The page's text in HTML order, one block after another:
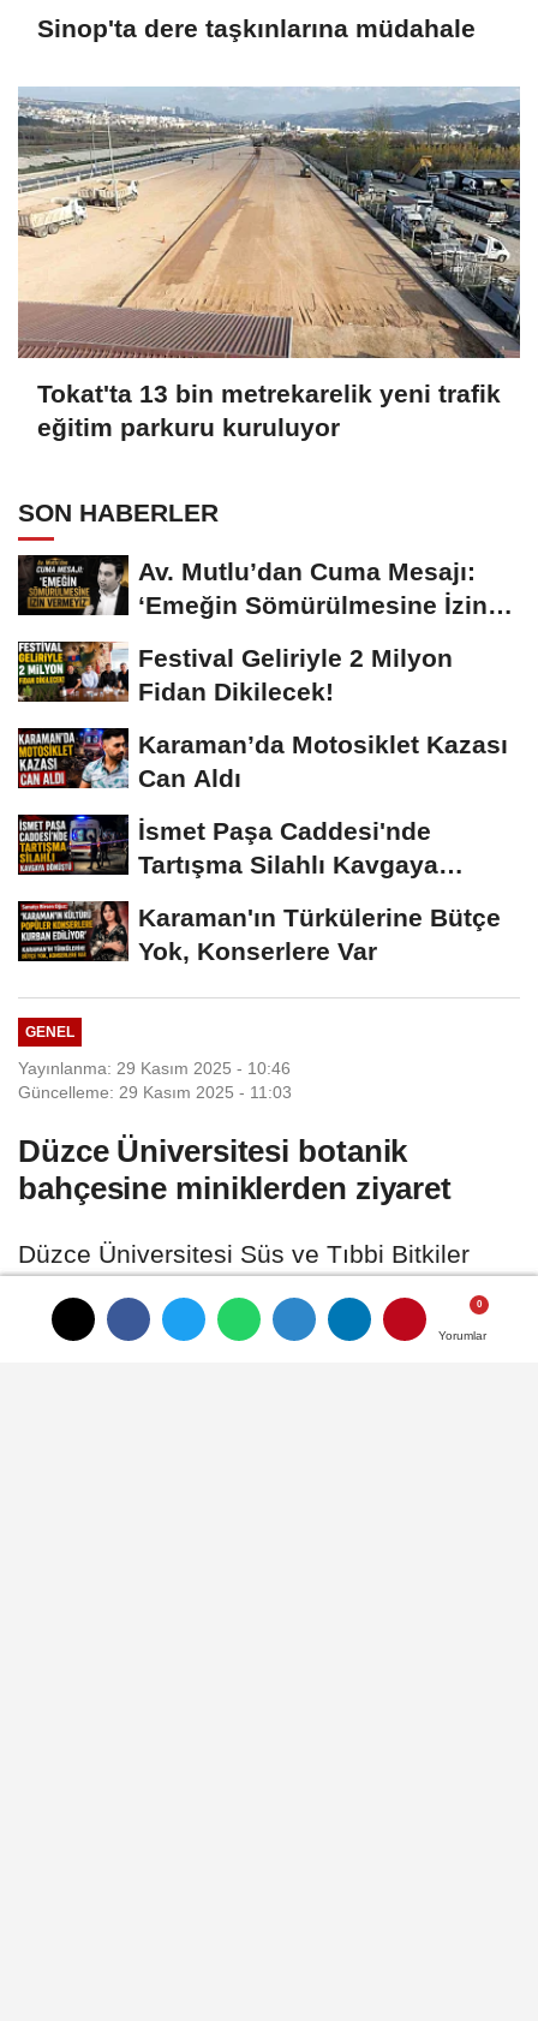
Yorumlar
Yorumlar
Sinop'ta dere taşkınlarına müdahale
Tokat'ta 13 bin metrekarelik yeni trafik
eğitim parkuru kuruluyor
SON HABERLER
Av. Mutlu’dan Cuma Mesajı:
‘Emeğin Sömürülmesine İzin
Festival Geliriyle 2 Milyon
Fidan Dikilecek!
Karaman’da Motosiklet Kazası
Can Aldı
İsmet Paşa Caddesi'nde
Tartışma Silahlı Kavgaya
Karaman'ın Türkülerine Bütçe
Yok, Konserlere Var
GENEL
Yayınlanma: 29 Kasım 2025 - 10:46
Güncelleme: 29 Kasım 2025 - 11:03
Düzce Üniversitesi botanik
bahçesine miniklerden ziyaret
Düzce Üniversitesi Süs ve Tıbbi Bitkiler
Botanik Bahçesi, küçük yaşta doğa sevgisi
aşılamaya ve farkındalık oluşturmayaYorumlar